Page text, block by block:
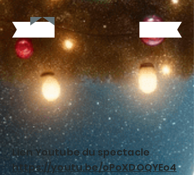
Lien Youtube du spectacle
https://youtu.be/oPoXDOQYEo4